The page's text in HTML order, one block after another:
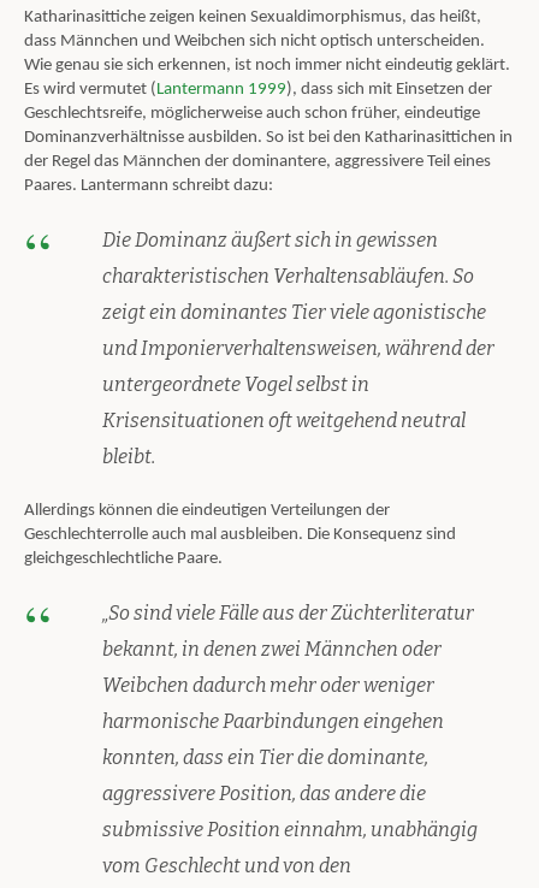
Katharinasittiche zeigen keinen Sexualdimorphismus, das heißt,
dass Männchen und Weibchen sich nicht optisch unterscheiden.
Wie genau sie sich erkennen, ist noch immer nicht eindeutig geklärt.
Es wird vermutet (Lantermann 1999), dass sich mit Einsetzen der
Geschlechtsreife, möglicherweise auch schon früher, eindeutige
Dominanzverhältnisse ausbilden. So ist bei den Katharinasittichen in
der Regel das Männchen der dominantere, aggressivere Teil eines
Paares. Lantermann schreibt dazu:
Die Dominanz äußert sich in gewissen
charakteristischen Verhaltensabläufen. So
zeigt ein dominantes Tier viele agonistische
und Imponierverhaltensweisen, während der
untergeordnete Vogel selbst in
Krisensituationen oft weitgehend neutral
bleibt.
Allerdings können die eindeutigen Verteilungen der
Geschlechterrolle auch mal ausbleiben. Die Konsequenz sind
gleichgeschlechtliche Paare.
„So sind viele Fälle aus der Züchterliteratur
bekannt, in denen zwei Männchen oder
Weibchen dadurch mehr oder weniger
harmonische Paarbindungen eingehen
konnten, dass ein Tier die dominante,
aggressivere Position, das andere die
submissive Position einnahm, unabhängig
vom Geschlecht und von den